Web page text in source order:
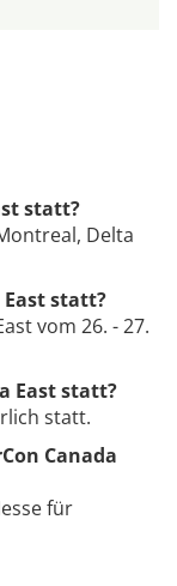
statt?
Delta
statt?
vom 26. - 27.
East statt?
statt.
Canada
für